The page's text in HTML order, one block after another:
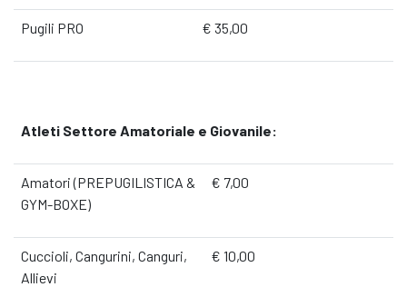
Pugili PRO € 35,00
Atleti Settore Amatoriale e Giovanile:
Amatori (PREPUGILISTICA &
GYM-BOXE)
€ 7,00
Cuccioli, Cangurini, Canguri,
Allievi
€ 10,00